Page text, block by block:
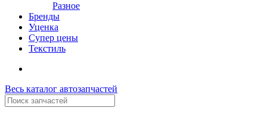
Разное
Бренды
Уценка
Супер цены
Текстиль
Весь каталог автозапчастей